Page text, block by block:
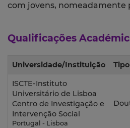
com jovens, nomeadamente
Qualificações
Universidade/Instituição Tipo
ISCTE-Instituto
Universitário de Lisboa
Centro de Investigação e
Intervenção Social
Portugal - Lisboa